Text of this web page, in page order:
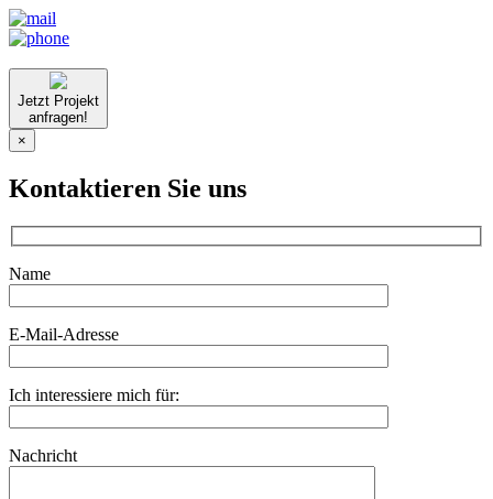
Jetzt Projekt
anfragen!
×
Kontaktieren Sie uns
Name
E-Mail-Adresse
Ich interessiere mich für:
Nachricht